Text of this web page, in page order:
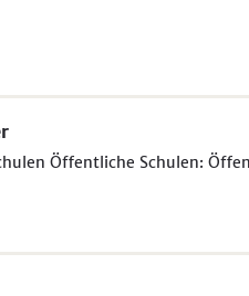
Öffentliche Schulen: